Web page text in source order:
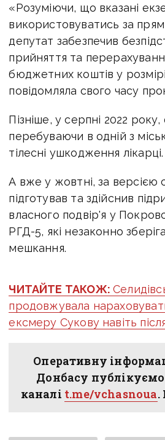
«Розуміючи, що вказані
використовуватись за
депутат забезпечив
прийняття та
бюджетних коштів у
повідомляла свого часу
Пізніше, у серпні 2022
перебуваючи в одній з
тілесні ушкодження лікарці.
А вже у жовтні, за версією
підготував та здійснив
власного подвір'я у
РГД-5, які незаконно
мешкання.
ЧИТАЙТЕ ТАКОЖ:
продовжувала
ексмеру Сукову навіть
Оперативну
Донбасу
каналі t.me/vchasnoua.